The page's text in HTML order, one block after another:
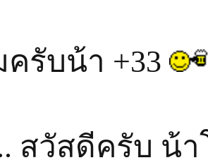
รับน้า +33
สวัสดีครับ น้